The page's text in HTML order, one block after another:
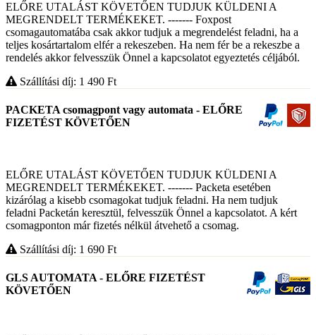
ELŐRE UTALÁST KÖVETŐEN TUDJUK KÜLDENI A
MEGRENDELT TERMÉKEKET. ------- Foxpost
csomagautomatába csak akkor tudjuk a megrendelést feladni, ha a
teljes kosártartalom elfér a rekeszeben. Ha nem fér be a rekeszbe a
rendelés akkor felvesszük Önnel a kapcsolatot egyeztetés céljából.
Szállítási díj: 1 490 Ft
PACKETA csomagpont vagy automata - ELŐRE
FIZETÉST KÖVETŐEN
ELŐRE UTALÁST KÖVETŐEN TUDJUK KÜLDENI A
MEGRENDELT TERMÉKEKET. ------- Packeta esetében
kizárólag a kisebb csomagokat tudjuk feladni. Ha nem tudjuk
feladni Packetán keresztül, felvesszük Önnel a kapcsolatot. A kért
csomagponton már fizetés nélkül átvehető a csomag.
Szállítási díj: 1 690 Ft
GLS AUTOMATA - ELŐRE FIZETÉST
KÖVETŐEN